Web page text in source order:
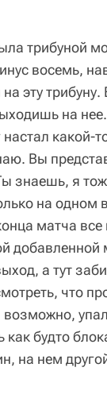
трибуной
восемь,
эту трибуну.
на
какой-
Вы
знаешь, я
на одном
матча все
добавленной
а тут
что
возможно,
как будто
на нем